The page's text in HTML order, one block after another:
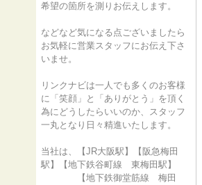
希望の箇所を測りお伝えします。
などなど気になる点ございましたら
お気軽に営業スタッフにお伝え下さ
いませ。
リンクナビは一人でも多くのお客様
に「笑顔」と「ありがとう」を頂く
為にどうしたらいいのか、スタッフ
一丸となり日々精進いたします。
当社は、【JR大阪駅】【阪急梅田
駅】【地下鉄谷町線 東梅田駅】
【地下鉄御堂筋線 梅田